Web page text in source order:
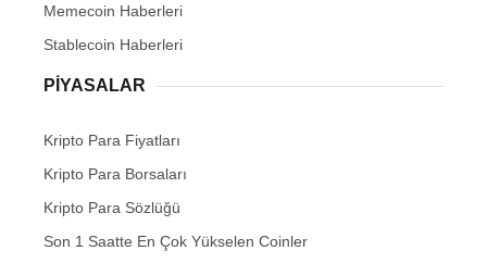
Memecoin Haberleri
Stablecoin Haberleri
PIYASALAR
Kripto Para Fiyatları
Kripto Para Borsaları
Kripto Para Sözlüğü
Son 1 Saatte En Çok Yükselen Coinler